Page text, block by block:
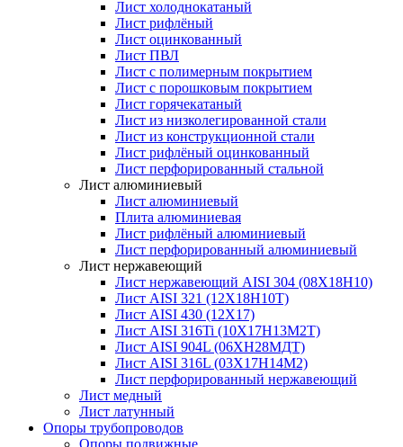
Лист холоднокатаный
Лист рифлёный
Лист оцинкованный
Лист ПВЛ
Лист с полимерным покрытием
Лист с порошковым покрытием
Лист горячекатаный
Лист из низколегированной стали
Лист из конструкционной стали
Лист рифлёный оцинкованный
Лист перфорированный стальной
Лист алюминиевый
Лист алюминиевый
Плита алюминиевая
Лист рифлёный алюминиевый
Лист перфорированный алюминиевый
Лист нержавеющий
Лист нержавеющий AISI 304 (08Х18Н10)
Лист AISI 321 (12Х18Н10Т)
Лист AISI 430 (12Х17)
Лист AISI 316Ti (10Х17Н13М2Т)
Лист AISI 904L (06ХН28МДТ)
Лист AISI 316L (03Х17Н14М2)
Лист перфорированный нержавеющий
Лист медный
Лист латунный
Опоры трубопроводов
Опоры подвижные